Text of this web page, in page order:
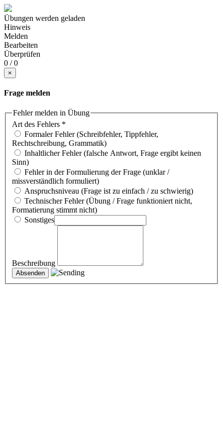
Übungen werden geladen
Hinweis
Melden
Bearbeiten
Überprüfen
0 / 0
×
Frage melden
Fehler melden in Übung
Art des Fehlers *
Formaler Fehler (Schreibfehler, Tippfehler,
Rechtschreibung, Grammatik)
Inhaltlicher Fehler (falsche Antwort, Frage ergibt keinen
Sinn)
Fehler in der Formulierung der Frage (unklar /
missverständlich formuliert)
Anspruchsniveau (Frage ist zu einfach / zu schwierig)
Technischer Fehler (Übung / Frage funktioniert nicht,
Formatierung stimmt nicht)
Sonstiges
Beschreibung